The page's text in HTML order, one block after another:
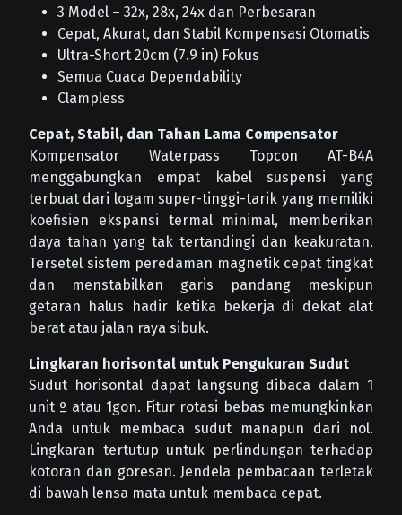
3 Model – 32x, 28x, 24x dan Perbesaran
Cepat, Akurat, dan Stabil Kompensasi Otomatis
Ultra-Short 20cm (7.9 in) Fokus
Semua Cuaca Dependability
Clampless
Cepat, Stabil, dan Tahan Lama Compensator
Kompensator Waterpass Topcon AT-B4A
menggabungkan empat kabel suspensi yang
terbuat dari logam super-tinggi-tarik yang memiliki
koefisien ekspansi termal minimal, memberikan
daya tahan yang tak tertandingi dan keakuratan.
Tersetel sistem peredaman magnetik cepat tingkat
dan menstabilkan garis pandang meskipun
getaran halus hadir ketika bekerja di dekat alat
berat atau jalan raya sibuk.
Lingkaran horisontal untuk Pengukuran Sudut
Sudut horisontal dapat langsung dibaca dalam 1
unit º atau 1gon. Fitur rotasi bebas memungkinkan
Anda untuk membaca sudut manapun dari nol.
Lingkaran tertutup untuk perlindungan terhadap
kotoran dan goresan. Jendela pembacaan terletak
di bawah lensa mata untuk membaca cepat.